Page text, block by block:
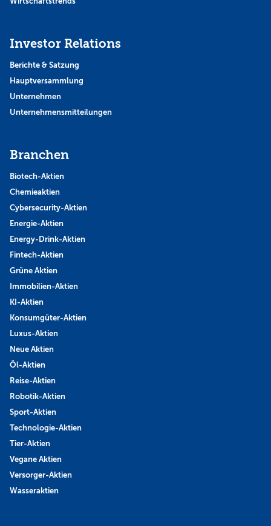
Investor Relations
Berichte & Satzung
Hauptversammlung
Unternehmen
Unternehmensmitteilungen
Branchen
Biotech-Aktien
Chemieaktien
Cybersecurity-Aktien
Energie-Aktien
Energy-Drink-Aktien
Fintech-Aktien
Grüne Aktien
Immobilien-Aktien
KI-Aktien
Konsumgüter-Aktien
Luxus-Aktien
Neue Aktien
Öl-Aktien
Reise-Aktien
Robotik-Aktien
Sport-Aktien
Technologie-Aktien
Tier-Aktien
Vegane Aktien
Versorger-Aktien
Wasseraktien